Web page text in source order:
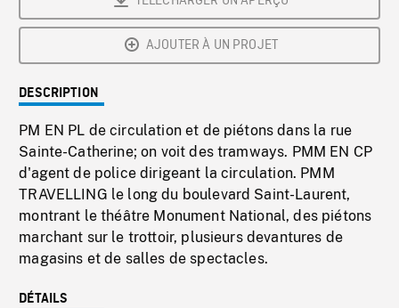
AJOUTER À UN PROJET
DESCRIPTION
PM EN PL de circulation et de piétons dans la rue
Sainte-Catherine; on voit des tramways. PMM EN CP
d'agent de police dirigeant la circulation. PMM
TRAVELLING le long du boulevard Saint-Laurent,
montrant le théâtre Monument National, des piétons
marchant sur le trottoir, plusieurs devantures de
magasins et de salles de spectacles.
DÉTAILS